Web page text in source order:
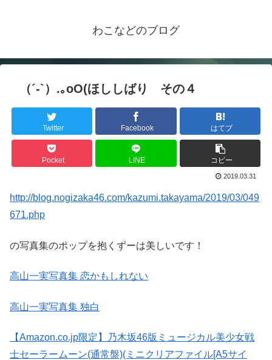
わこなどのブログ
（´-`）.｡oO(ほししばり その４
Twitter Facebook はてブ
Pocket LINE コピー
2019.03.31
http://blog.nogizaka46.com/kazumi.takayama/2019/03/049
671.php
の写真集のポップを抱くずーは美しいです！
高山一実写真集 恋かもしれない
高山一実写真集 独白
【Amazon.co.jp限定】乃木坂46版ミュージカル美少女戦
士セーラームーン(通常盤)(ミニクリアファイル[A5サイ